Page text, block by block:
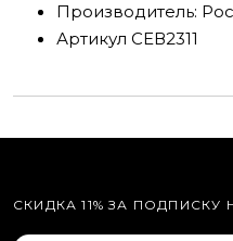
Производитель:
Артикул СЕВ2311
СКИДКА 11% ЗА